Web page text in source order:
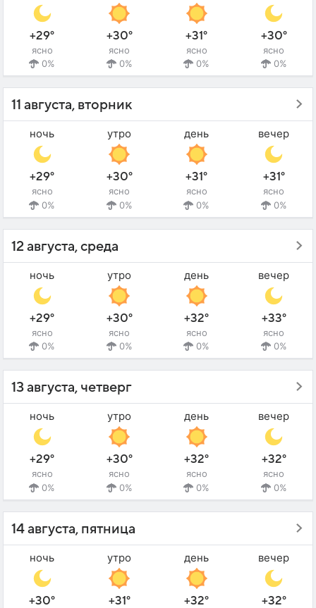
+29°
ясно
0%
+30°
ясно
0%
+31°
ясно
0%
+30°
ясно
0%
11 августа, вторник
ночь
+29°
ясно
0%
утро
+30°
ясно
0%
день
+31°
ясно
0%
вечер
+31°
ясно
0%
12 августа, среда
ночь
+29°
ясно
0%
утро
+30°
ясно
0%
день
+32°
ясно
0%
вечер
+33°
ясно
0%
13 августа, четверг
ночь
+29°
ясно
0%
утро
+30°
ясно
0%
день
+32°
ясно
0%
вечер
+32°
ясно
0%
14 августа, пятница
ночь
+30°
утро
+31°
день
+32°
вечер
+32°